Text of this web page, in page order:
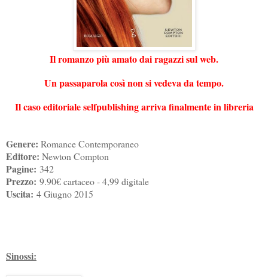
Il romanzo più amato dai ragazzi sul web.
Un passaparola così non si vedeva da tempo.
Il caso editoriale selfpublishing arriva finalmente in libreria
Genere: Romance Contemporaneo
Editore: Newton Compton
Pagine: 342
Prezzo: 9.90€ cartaceo - 4,99 digitale
Uscita: 4 Giugno 2015
Sinossi: